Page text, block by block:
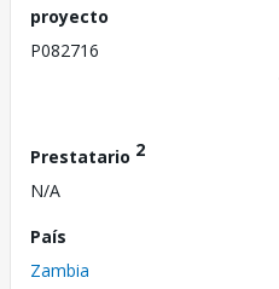
proyecto
P082716
Prestatario 2
N/A
País
Zambia